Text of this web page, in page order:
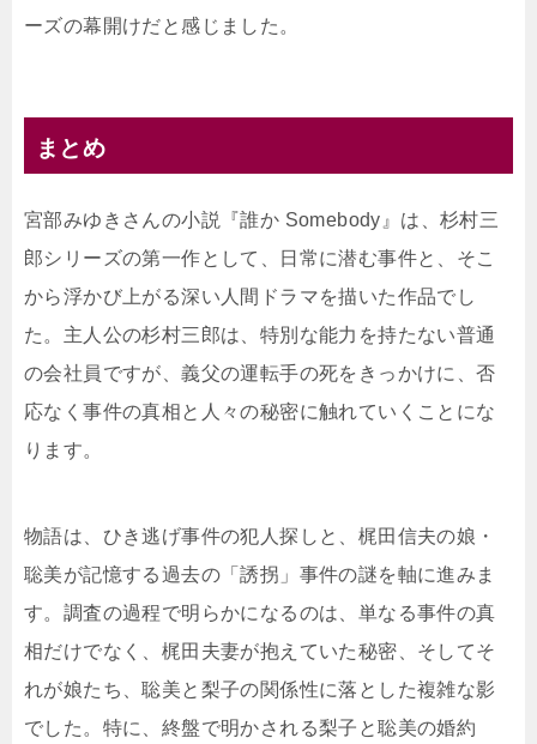
ーズの幕開けだと感じました。
まとめ
宮部みゆきさんの小説『誰か Somebody』は、杉村三
郎シリーズの第一作として、日常に潜む事件と、そこ
から浮かび上がる深い人間ドラマを描いた作品でし
た。主人公の杉村三郎は、特別な能力を持たない普通
の会社員ですが、義父の運転手の死をきっかけに、否
応なく事件の真相と人々の秘密に触れていくことにな
ります。
物語は、ひき逃げ事件の犯人探しと、梶田信夫の娘・
聡美が記憶する過去の「誘拐」事件の謎を軸に進みま
す。調査の過程で明らかになるのは、単なる事件の真
相だけでなく、梶田夫妻が抱えていた秘密、そしてそ
れが娘たち、聡美と梨子の関係性に落とした複雑な影
でした。特に、終盤で明かされる梨子と聡美の婚約